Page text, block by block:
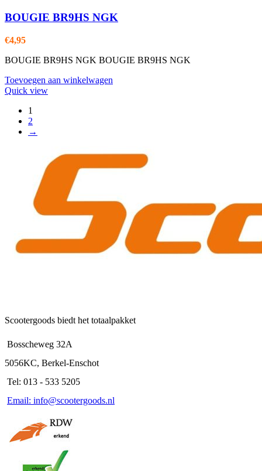
BOUGIE BR9HS NGK
€4,95
BOUGIE BR9HS NGK BOUGIE BR9HS NGK
Toevoegen aan winkelwagen
Quick view
1
2
→
Scootergoods biedt het totaalpakket
Bosscheweg 32A
5056KC, Berkel-Enschot
Tel: 013 - 533 5205
Email: info@scootergoods.nl